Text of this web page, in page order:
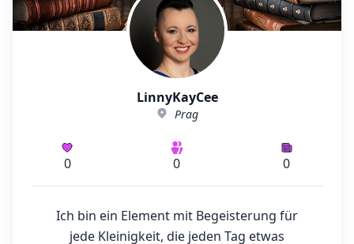
LinnyKayCee
Prag
0 0 0
Ich bin ein Element mit Begeisterung für
jede Kleinigkeit, die jeden Tag etwas